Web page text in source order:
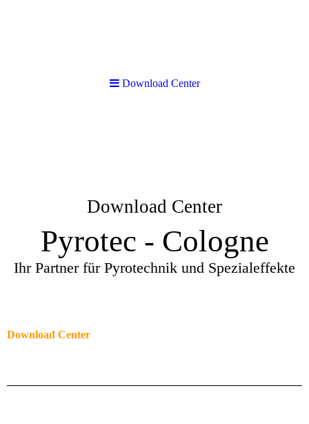
Download Center
Pyrotec - Cologne
Ihr Partner für Pyrotechnik und Spezialeffekte
Download Center
Download Center